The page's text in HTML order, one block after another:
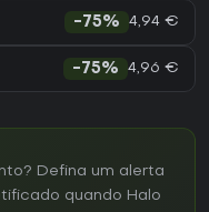
-75% 4,94 €
-75% 4,96 €
Defina um alerta
quando Halo